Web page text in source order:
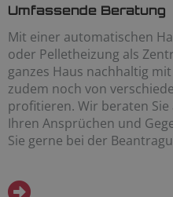
Umfassende Beratung
Mit einer automatischen
oder Pelletheizung als
ganzes Haus nachhaltig
zudem noch von
profitieren. Wir beraten
Ihren Ansprüchen und
Sie gerne bei der